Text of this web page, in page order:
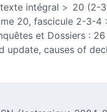
intégral
20 (2-
20, fascicule 2-3-4
et Dossiers : 26
update, causes of